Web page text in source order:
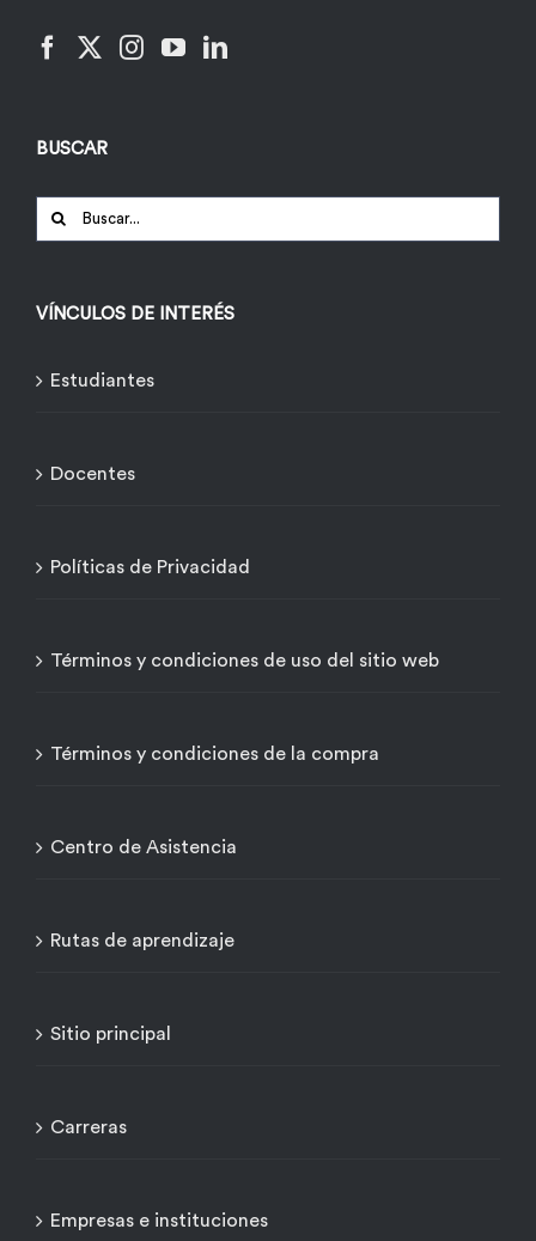
BUSCAR
Buscar:
VÍNCULOS DE INTERÉS
Estudiantes
Docentes
Políticas de Privacidad
Términos y condiciones de uso del sitio web
Términos y condiciones de la compra
Centro de Asistencia
Rutas de aprendizaje
Sitio principal
Carreras
Empresas e instituciones